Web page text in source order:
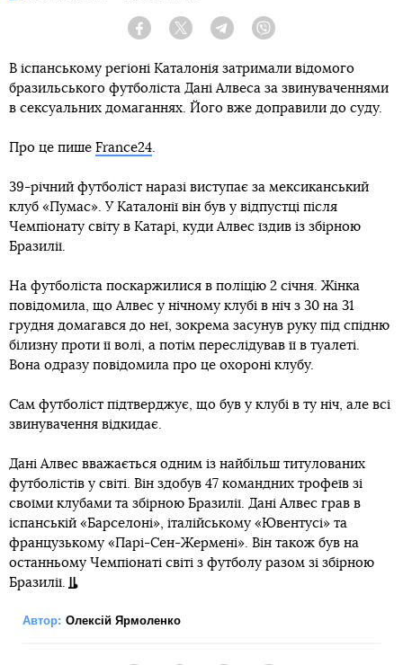
Facebook Twitter Telegram
В іспанському регіоні Каталонія затримали відомого
бразильського футболіста Дані Алвеса за звинуваченнями
в сексуальних домаганнях. Його вже доправили до суду.
Про це пише France24.
39-річний футболіст наразі виступає за мексиканський
клуб «Пумас». У Каталонії він був у відпустці після
Чемпіонату світу в Катарі, куди Алвес їздив із збірною
Бразилії.
На футболіста поскаржилися в поліцію 2 січня. Жінка
повідомила, що Алвес у нічному клубі в ніч з 30 на 31
грудня домагався до неї, зокрема засунув руку під спідню
білизну проти її волі, а потім переслідував її в туалеті.
Вона одразу повідомила про це охороні клубу.
Сам футболіст підтверджує, що був у клубі в ту ніч, але всі
звинувачення відкидає.
Дані Алвес вважається одним із найбільш титулованих
футболістів у світі. Він здобув 47 командних трофеїв зі
своїми клубами та збірною Бразилії. Дані Алвес грав в
іспанській «Барселоні», італійському «Ювентусі» та
французькому «Парі-Сен-Жермені». Він також був на
останньому Чемпіонаті світі з футболу разом зі збірною
Бразилії.
Автор: Олексій Ярмоленко